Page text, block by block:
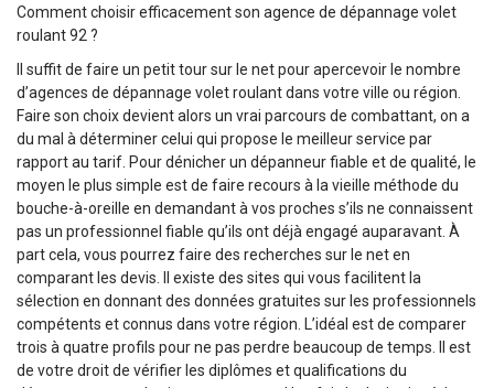
Comment choisir efficacement son agence de dépannage volet
roulant 92 ?
Il suffit de faire un petit tour sur le net pour apercevoir le nombre
d’agences de dépannage volet roulant dans votre ville ou région.
Faire son choix devient alors un vrai parcours de combattant, on a
du mal à déterminer celui qui propose le meilleur service par
rapport au tarif. Pour dénicher un dépanneur fiable et de qualité, le
moyen le plus simple est de faire recours à la vieille méthode du
bouche-à-oreille en demandant à vos proches s’ils ne connaissent
pas un professionnel fiable qu’ils ont déjà engagé auparavant. À
part cela, vous pourrez faire des recherches sur le net en
comparant les devis. Il existe des sites qui vous facilitent la
sélection en donnant des données gratuites sur les professionnels
compétents et connus dans votre région. L’idéal est de comparer
trois à quatre profils pour ne pas perdre beaucoup de temps. Il est
de votre droit de vérifier les diplômes et qualifications du